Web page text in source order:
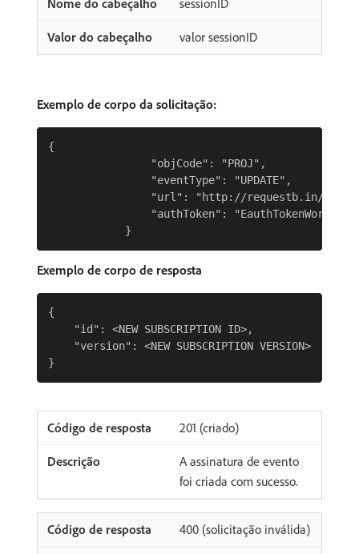
sessionID
valor sessionID
Exemplo de corpo da solicitação:
{
                "objCode": "PROJ",
                "eventType": "UPDATE",
"url": "http://requestb.in/
"authToken":
Exemplo de corpo de resposta
{
    "id": <NEW SUBSCRIPTION ID>,
    "version": <NEW SUBSCRIPTION VERSION>
201 (criado)
A assinatura de evento
foi criada com sucesso.
400 (solicitação inválida)